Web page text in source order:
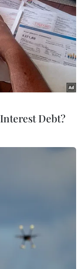
chuỗi giá trị
vụ và công
Cách
Nguyễn Văn
công nghiệp
Debt?